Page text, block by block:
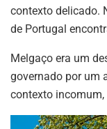
contexto delicado.
de Portugal
Melgaço era um
governado por um
contexto incomum,